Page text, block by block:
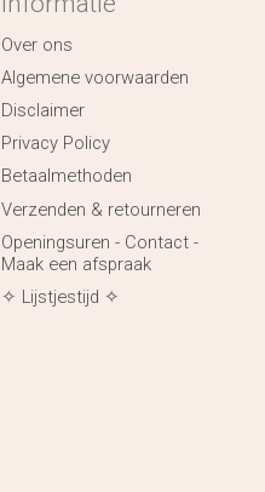
Over ons
Algemene voorwaarden
Disclaimer
Privacy Policy
Betaalmethoden
Verzenden & retourneren
Openingsuren - Contact -
Maak een afspraak
✧ Lijstjestijd ✧